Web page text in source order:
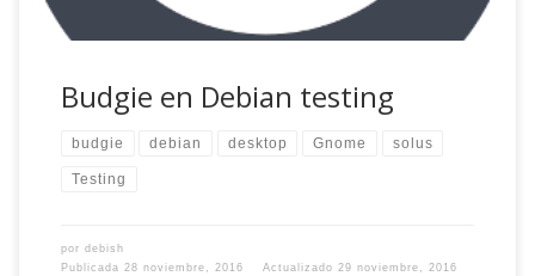
Budgie en Debian testing
budgie debian desktop Gnome solus
Testing
por debish
Publicada 28 noviembre, 2016 Actualizado 29 noviembre, 2016